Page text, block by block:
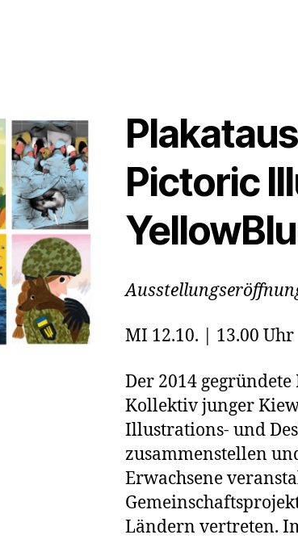
Pictoric
MI 12.10. | 13.00 Uhr
Der 2014
Kollektiv junger
Illustrations- und
zusammenstellen
Erwachsene
Ländern vertreten.